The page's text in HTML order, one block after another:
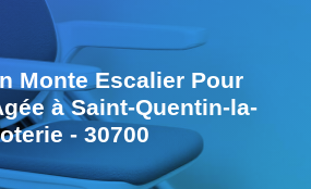
Monte Escalier Pour
à Saint-Quentin-la-
- 30700